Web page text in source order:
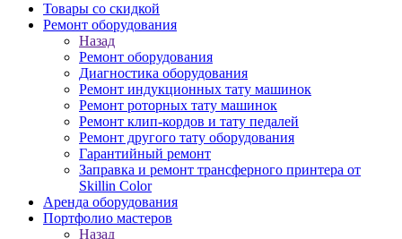
Товары со скидкой
Ремонт оборудования
Назад
Ремонт оборудования
Диагностика оборудования
Ремонт индукционных тату машинок
Ремонт роторных тату машинок
Ремонт клип-кордов и тату педалей
Ремонт другого тату оборудования
Гарантийный ремонт
Заправка и ремонт трансферного принтера от
Skillin Color
Аренда оборудования
Портфолио мастеров
Назад